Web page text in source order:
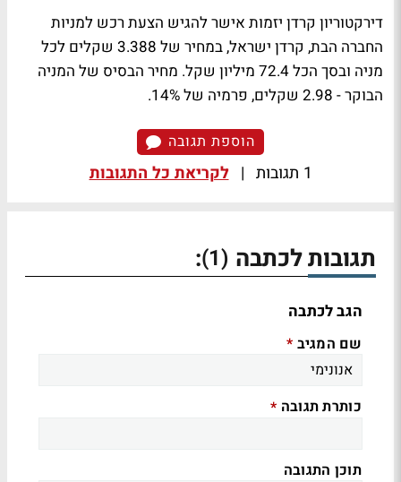
דירקטוריון קרדן יזמות אישר להגיש הצעת רכש למניות
החברה הבת, קרדן ישראל, במחיר של 3.388 שקלים לכל
מניה ובסך הכל 72.4 מיליון שקל. מחיר הבסיס של המניה
הבוקר - 2.98 שקלים, פרמיה של 14%.
הוספת תגובה
1 תגובות | לקריאת כל התגובות
תגובות לכתבה (1)
:
הגב לכתבה
שם המגיב *
כותרת תגובה *
תוכן התגובה